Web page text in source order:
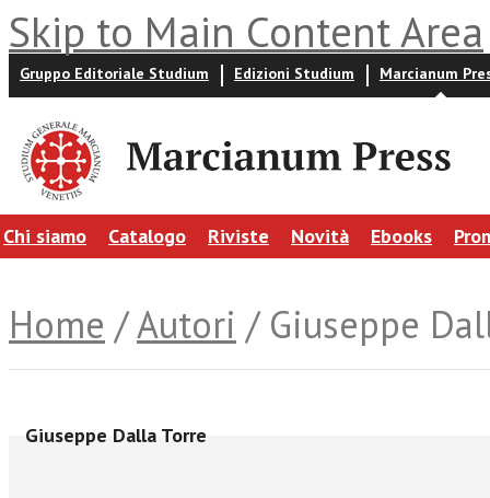
Skip to Main Content Area
Gruppo Editoriale Studium Edizioni Studium Marcianum
Chi siamo Catalogo Riviste Novità Ebooks
Home /Autori / Giuseppe
Giuseppe Dalla Torre